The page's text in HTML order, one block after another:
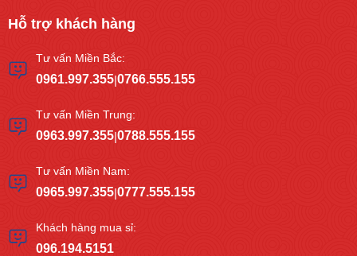
Hỗ trợ khách hàng
Tư vấn Miền Bắc:
0961.997.355|0766.555.155
Tư vấn Miền Trung:
0963.997.355|0788.555.155
Tư vấn Miền Nam:
0965.997.355|0777.555.155
Khách hàng mua sỉ:
096.194.5151